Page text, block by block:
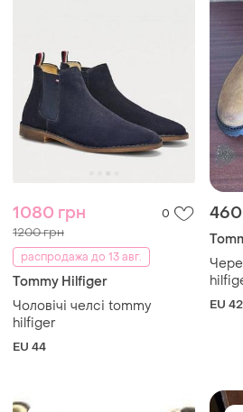
1080 грн 0
1200 грн
распродажа до 13 авг.
Tommy Hilfiger
Чоловічі челсі tommy
hilfiger
EU 44
EU 42